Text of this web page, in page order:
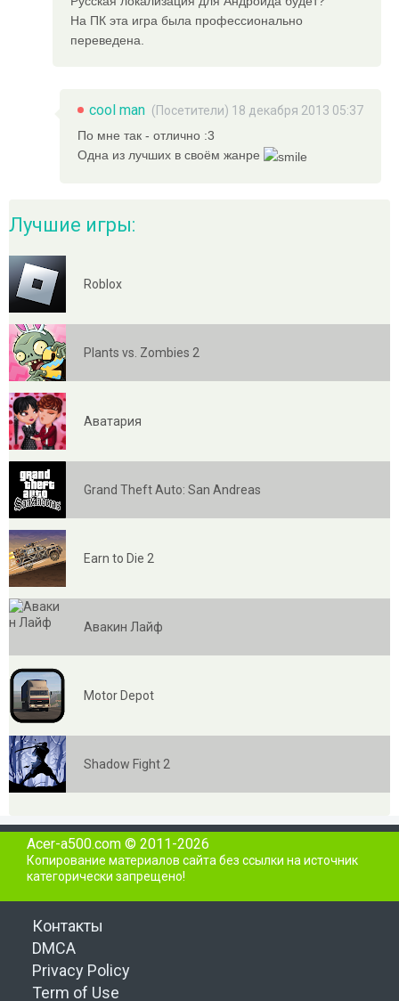
На ПК эта игра была профессионально
переведена.
cool man (Посетители) 18 декабря 2013 05:37
По мне так - отлично :3
Одна из лучших в своём жанре
Лучшие игры:
Roblox
Plants vs. Zombies 2
Аватария
Grand Theft Auto: San Andreas
Earn to Die 2
Авакин Лайф
Motor Depot
Shadow Fight 2
Acer-a500.com © 2011-2026
Копирование материалов сайта без ссылки на источник
категорически запрещено!
Контакты
DMCA
Privacy Policy
Term of Use